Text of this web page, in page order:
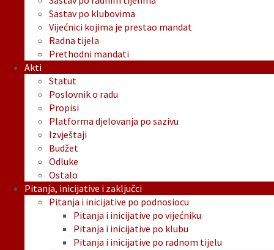
Sastav po klubovima
Vijećnici kojima je prestao mandat
Radna tijela
Prethodni mandati
Akti
Statut
Poslovnik o radu
Propisi
Platforma djelovanja po sazivu
Izvještaji
Budžet
Odluke
Ostalo
Pitanja, inicijative i zaključci
Pitanja i inicijative po podnosiocu
Pitanja i inicijative po vijećniku
Pitanja i inicijative po klubu
Pitanja i inicijative po radnom tijelu